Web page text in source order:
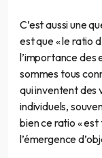
C’est aussi une
est que « le ratio
l’importance des
sommes tous
qui inventent des
individuels,
bien ce ratio «
l’émergence